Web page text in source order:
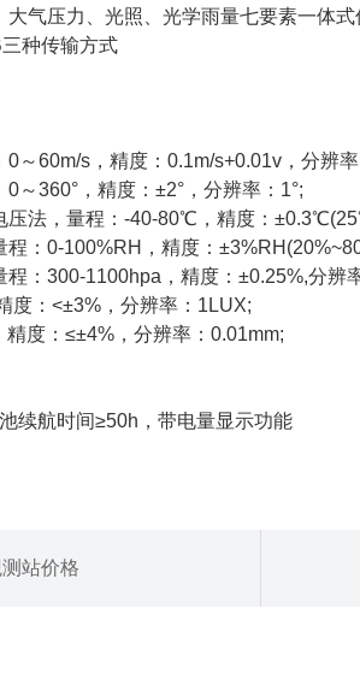
压力、光照、光学雨量七要素一体
种传输方式
60m/s，精度：0.1m/s+0.01v，分辨率
360°，精度：±2°，分辨率：1°;
法，量程：-40-80℃，精度：
0-100%RH，精度：
300-1100hpa，精度：±0.25%,分辨
：<±3%，分辨率：1LUX;
：≤±4%，分辨率：0.01mm;
航时间≥50h，带电量显示功能
站价格